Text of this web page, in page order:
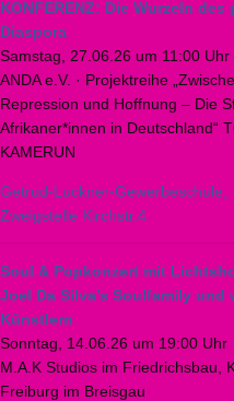
KONFERENZ: Die Wurzeln
Diaspora
Samstag, 27.06.26 um 11:00 Uhr
ANDA e.V. · Projektreihe
Repression und Hoffnung – Die
Afrikaner*innen in Deutschland“
KAMERUN
Getrud-Luckner-Gewerbeschule,
Zweigstelle Kirchstr.4
Soul & Popkonzert mit
Joel Da Silva’s Soulfamily und
Künstlern
Sonntag, 14.06.26 um 19:00 Uhr
M.A.K Studios im Friedrichsbau,
Freiburg im Breisgau